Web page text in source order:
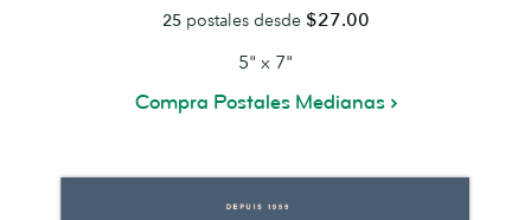
25postales desde $27.00
5" x 7"
Compra Postales Medianas